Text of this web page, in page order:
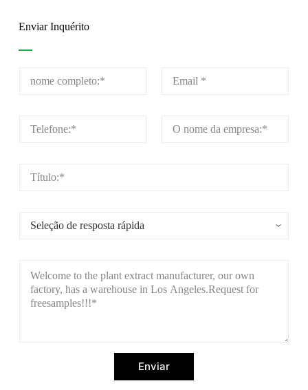
Enviar Inquérito
Enviar